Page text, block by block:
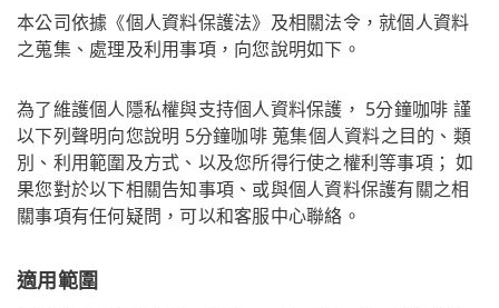
本公司依據《個人資料保護法》及相關法令，就個人資料
之蒐集、處理及利用事項，向您說明如下。
為了維護個人隱私權與支持個人資料保護， 5分鐘咖啡 謹
以下列聲明向您說明 5分鐘咖啡 蒐集個人資料之目的、類
別、利用範圍及方式、以及您所得行使之權利等事項； 如
果您對於以下相關告知事項、或與個人資料保護有關之相
關事項有任何疑問，可以和客服中心聯絡。
適用範圍